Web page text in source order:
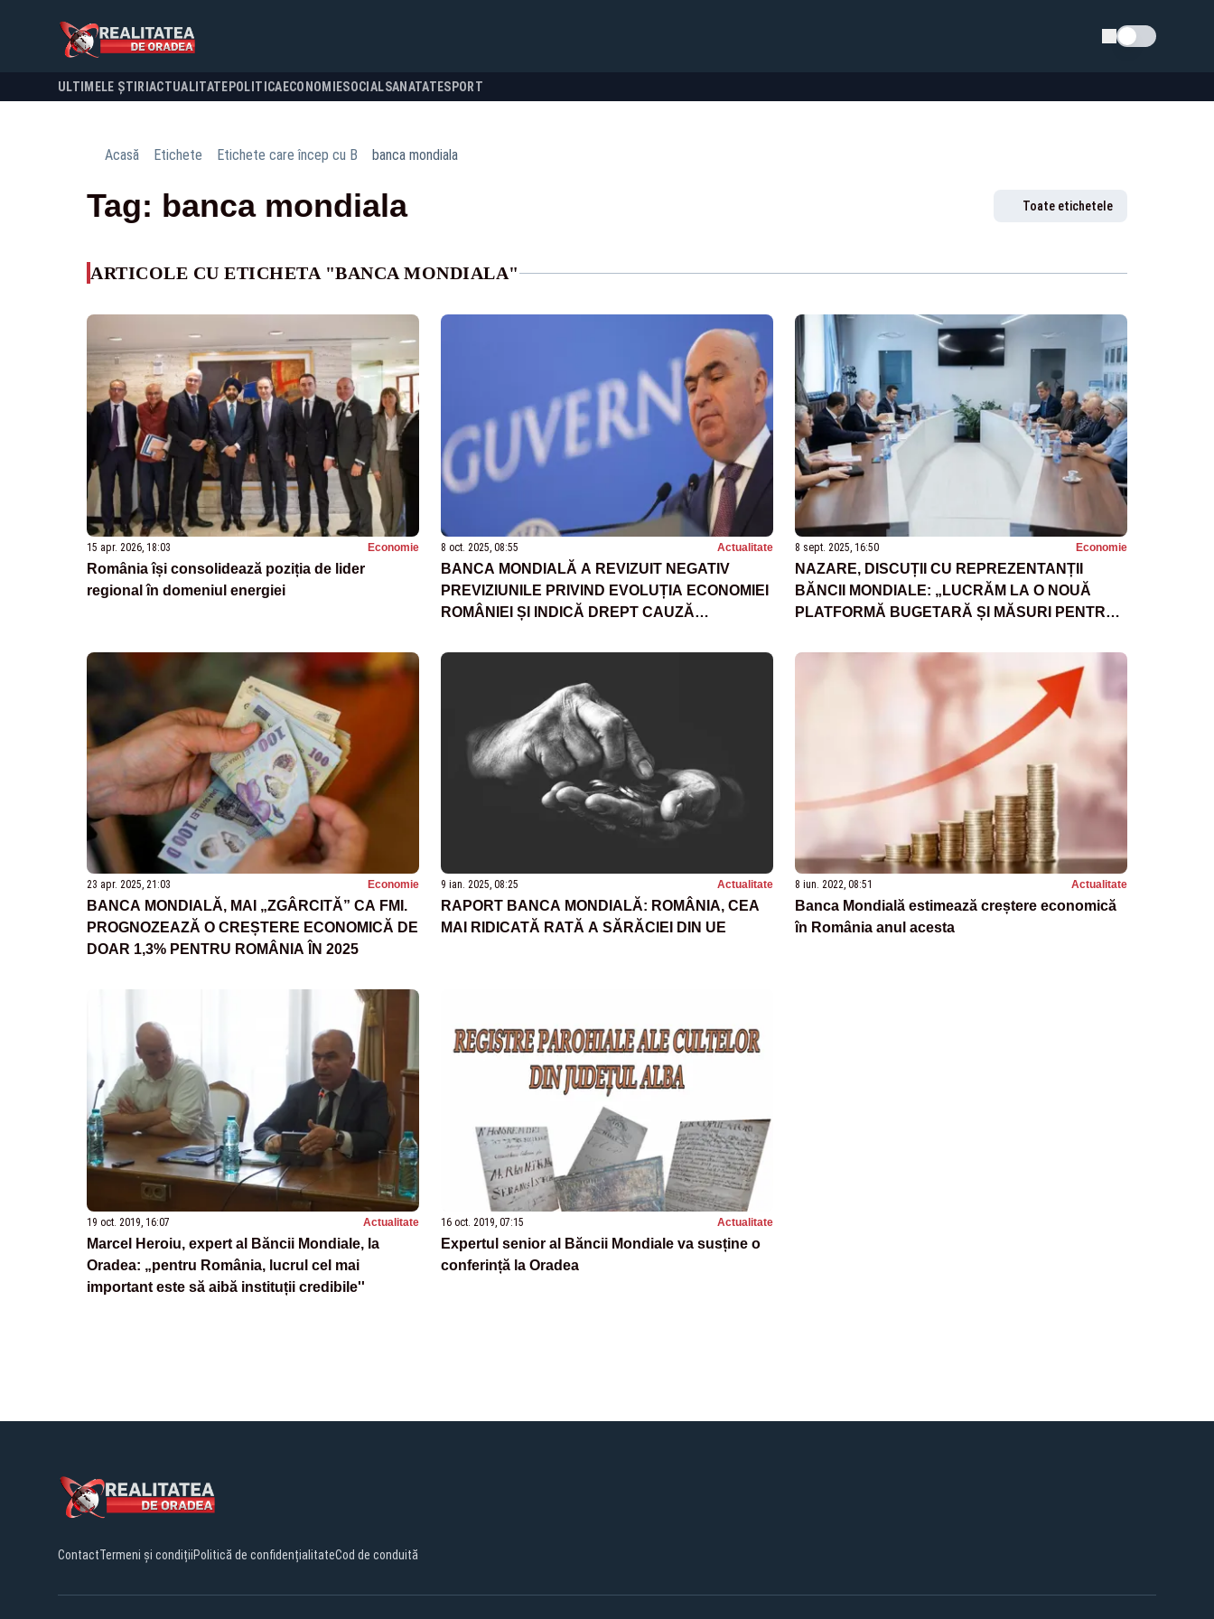
Schimba tema
ULTIMELE ȘTIRI ACTUALITATE POLITICA ECONOMIESOCIALSANATATESPORT
Acasă Etichete Etichete care încep cu B banca mondiala
Tag: banca mondiala Toate etichetele
ARTICOLE CU ETICHETA "BANCA MONDIALA"
15 apr. 2026, 18:03 Economie
România își consolidează poziția de lider
regional în domeniul energiei
8 oct. 2025, 08:55 Actualitate
BANCA MONDIALĂ A REVIZUIT NEGATIV
PREVIZIUNILE PRIVIND EVOLUȚIA ECONOMIEI
ROMÂNIEI ȘI INDICĂ DREPT CAUZĂ
8 sept. 2025, 16:50 Economie
NAZARE, DISCUȚII CU REPREZENTANȚII
BĂNCII MONDIALE: „LUCRĂM LA O NOUĂ
PLATFORMĂ BUGETARĂ ȘI MĂSURI PENTRU
23 apr. 2025, 21:03 Economie
BANCA MONDIALĂ, MAI „ZGÂRCITĂ” CA FMI.
PROGNOZEAZĂ O CREȘTERE ECONOMICĂ DE
DOAR 1,3% PENTRU ROMÂNIA ÎN 2025
9 ian. 2025, 08:25 Actualitate
RAPORT BANCA MONDIALĂ: ROMÂNIA, CEA
MAI RIDICATĂ RATĂ A SĂRĂCIEI DIN UE
8 iun. 2022, 08:51 Actualitate
Banca Mondială estimează creștere economică
în România anul acesta
19 oct. 2019, 16:07 Actualitate
Marcel Heroiu, expert al Băncii Mondiale, la
Oradea: „pentru România, lucrul cel mai
important este să aibă instituții credibile''
16 oct. 2019, 07:15 Actualitate
Expertul senior al Băncii Mondiale va susține o
conferință la Oradea
ContactTermeni și condițiiPolitică de confidențialitateCod de conduită